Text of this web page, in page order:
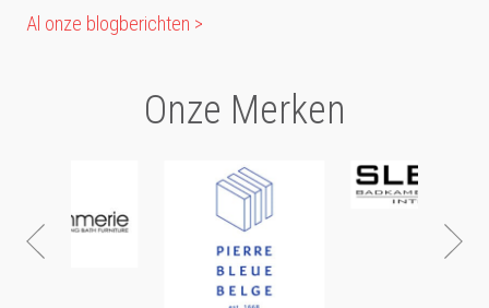
Al onze blogberichten >
Onze Merken